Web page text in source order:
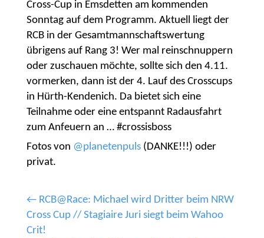
Cross-Cup in Emsdetten am kommenden
Sonntag auf dem Programm. Aktuell liegt der
RCB in der Gesamtmannschaftswertung
übrigens auf Rang 3! Wer mal reinschnuppern
oder zuschauen möchte, sollte sich den 4.11.
vormerken, dann ist der 4. Lauf des Crosscups
in Hürth-Kendenich. Da bietet sich eine
Teilnahme oder eine entspannt Radausfahrt
zum Anfeuern an … #crossisboss
Fotos von @planetenpuls(DANKE!!!) oder
privat.
← RCB@Race: Michael wird Dritter beim NRW
Cross Cup // Stagiaire Juri siegt beim Wahoo
Crit!